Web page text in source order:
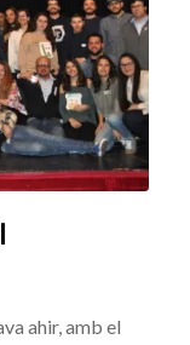
ahir, amb el